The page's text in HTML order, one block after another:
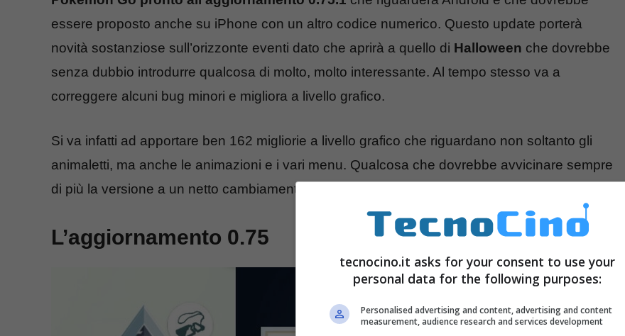
essere proposto anche su iPhone con un altro codice numerico. Questo update porterà
novità sostanziose sull’orizzonte eventi dato che aprirà a quello di Halloween che dovrebbe
senza dubbio introdurre qualcosa di molto, molto interessante. Al tempo stesso va a
correggere alcuni bug minori e migliora a livello grafico.
Si va infatti ad apportare ben 162 migliorie a livello grafico che riguardano non soltanto gli
animaletti, ma anche le animazioni e i vari menu. Qualcosa che dovrebbe avvicinare sempre
di più la versione a un netto cambiamento a livello cosmetico.
L’aggiornamento 0.75
tecnocino.it asks for your consent to use your
personal data for the following purposes:
Personalised advertising and content, advertising and content
measurement, audience research and services development